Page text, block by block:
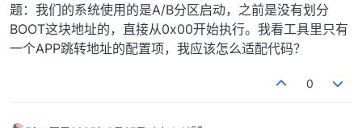
题：我们的系统使用的是A/B分区启动，之前是没有划分
BOOT这块地址的，直接从0x00开始执行。我看工具里只有
一个APP跳转地址的配置项，我应该怎么适配代码？
0